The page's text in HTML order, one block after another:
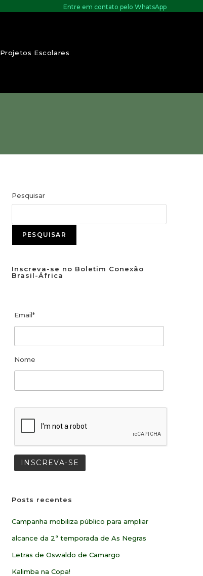
Entre em contato pelo WhatsApp
Projetos Escolares
Pesquisar
PESQUISAR
Inscreva-se no Boletim Conexão
Brasil-África
Email*
Nome
Posts recentes
Campanha mobiliza público para ampliar
alcance da 2ª temporada de As Negras
Letras de Oswaldo de Camargo
Kalimba na Copa!